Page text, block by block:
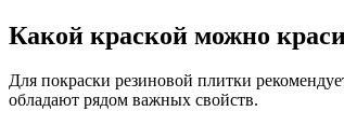
Какой краской можно
Для покраски резиновой плитки
обладают рядом важных свойств.